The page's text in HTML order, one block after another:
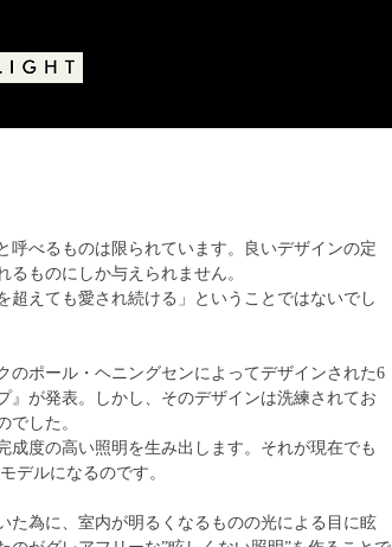
べるものは限られています。良いデザインの定
ものにしか与えられません。
えても愛され続ける」ということではないでし
ポール・ヘニングセンによってデザインされた6
が発表。しかし、そのデザインは洗練されてお
でした。
度の高い照明を生み出します。それが現在でも
デルになるのです。
為に、室内が明るくなるものの光による目に眩